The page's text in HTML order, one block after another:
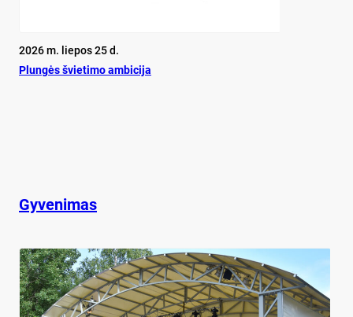
2026 m. liepos 25 d.
Plun­gės švie­ti­mo am­bi­ci­ja
Gyvenimas